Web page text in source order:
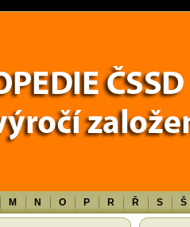
/data/www/17010/historiecssd_cz/
M N O P R Ř S Š